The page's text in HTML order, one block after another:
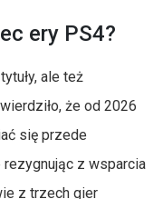
ery PS4?
ale też
że od 2026
się przede
z wsparcia
z trzech gier